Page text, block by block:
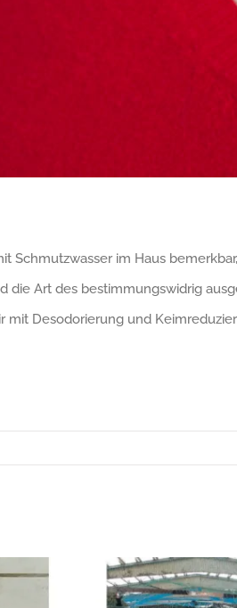
im Haus
Art des bestimmungswidrig
Desodorierung und